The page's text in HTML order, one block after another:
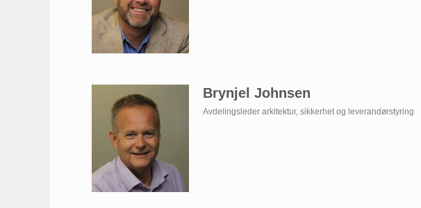
Brynjel Johnsen
Avdelingsleder arkitektur, sikkerhet og leverandørstyring